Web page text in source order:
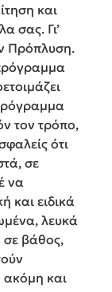
και
σας. Γι’
Πρόπλυση.
τον τρόπο,
ότι
σε
να
και ειδικά
λευκά
σε βάθος,
ακόµη και